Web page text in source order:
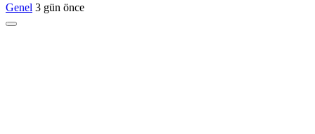
Genel 3 gün önce